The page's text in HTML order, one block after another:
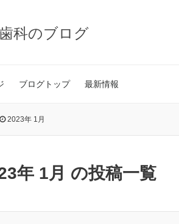
科のブログ
ブログトップ 最新情報
2023年 1月
年 1月 の投稿一覧